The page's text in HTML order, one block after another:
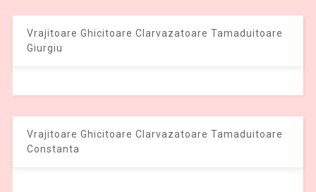
Vrajitoare Ghicitoare Clarvazatoare Tamaduitoare
Giurgiu
Vrajitoare Ghicitoare Clarvazatoare Tamaduitoare
Constanta